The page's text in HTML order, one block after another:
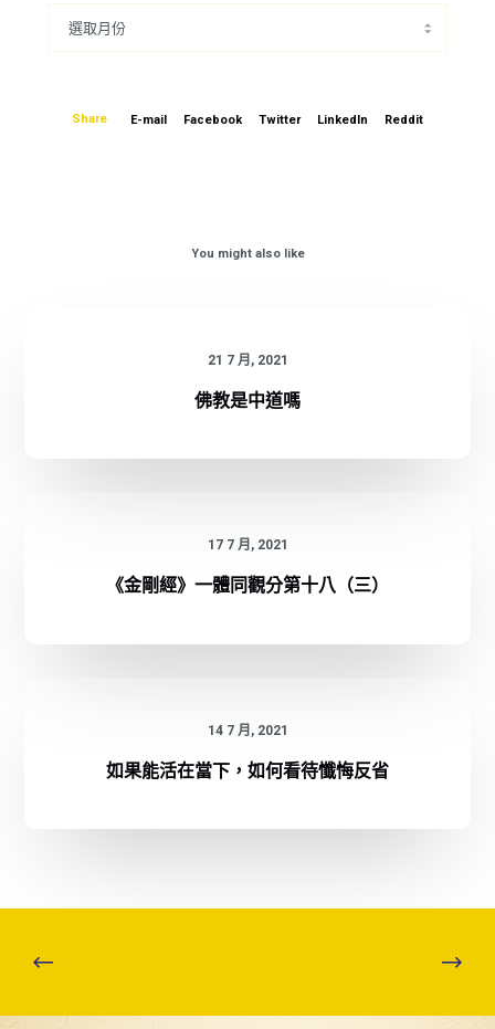
Share E-mail Facebook Twitter LinkedIn Reddit
You might also like
21 7 月, 2021
佛教是中道嗎
17 7 月, 2021
《金剛經》一體同觀分第十八（三）
14 7 月, 2021
如果能活在當下，如何看待懺悔反省